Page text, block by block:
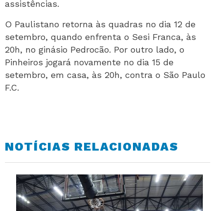
assistências.
O Paulistano retorna às quadras no dia 12 de
setembro, quando enfrenta o Sesi Franca, às
20h, no ginásio Pedrocão. Por outro lado, o
Pinheiros jogará novamente no dia 15 de
setembro, em casa, às 20h, contra o São Paulo
F.C.
NOTÍCIAS RELACIONADAS